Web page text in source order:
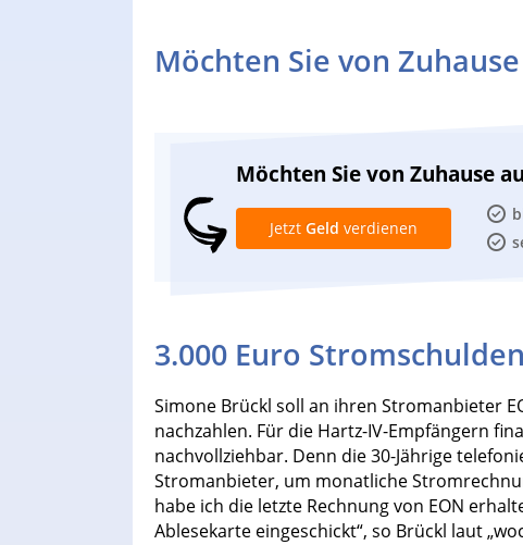
Möchten Sie von
Möchten Sie von Zuhause
Jetzt Geld verdienen
3.000 Euro Stromschulden
Simone Brückl soll an ihren Stromanbieter
nachzahlen. Für die Hartz-IV-Empfängern
nachvollziehbar. Denn die 30-Jährige
Stromanbieter, um monatliche
habe ich die letzte Rechnung von EON
Ablesekarte eingeschickt“, so Brückl laut